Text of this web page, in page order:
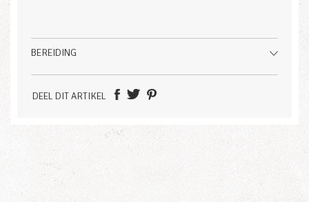
BEREIDING
DEEL DIT ARTIKEL